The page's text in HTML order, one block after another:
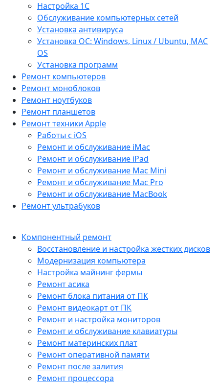
Настройка 1С
Обслуживание компьютерных сетей
Установка антивируса
Установка ОС: Windows, Linux / Ubuntu, МАС
OS
Установка программ
Ремонт компьютеров
Ремонт моноблоков
Ремонт ноутбуков
Ремонт планшетов
Ремонт техники Apple
Работы с iOS
Ремонт и обслуживание iMac
Ремонт и обслуживание iPad
Ремонт и обслуживание Mac Mini
Ремонт и обслуживание Mac Pro
Ремонт и обслуживание MacBook
Ремонт ультрабуков
Компонентный ремонт
Восстановление и настройка жестких дисков
Модернизация компьютера
Настройка майнинг фермы
Ремонт асика
Ремонт блока питания от ПК
Ремонт видеокарт от ПК
Ремонт и настройка мониторов
Ремонт и обслуживание клавиатуры
Ремонт материнских плат
Ремонт оперативной памяти
Ремонт после залития
Ремонт процессора